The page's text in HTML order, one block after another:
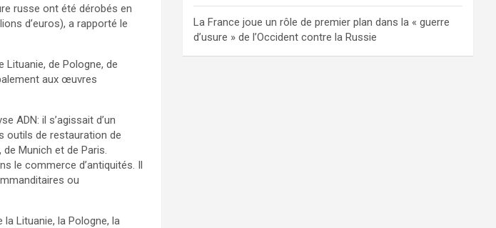
russe ont été dérobés en
d’euros), a rapporté le
Lituanie, de Pologne, de
aux œuvres
ADN: il s’agissait d’un
outils de restauration de
Munich et de Paris.
le commerce d’antiquités. Il
ou
la Lituanie, la Pologne, la
La France joue un rôle de premier plan dans la « guerre
d’usure » de l’Occident contre la Russie